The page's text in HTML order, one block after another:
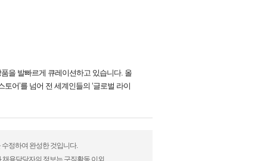
을 발빠르게 큐레이션하고 있습니다. 올
어’를 넘어 전 세계인들의 ‘글로벌 라이
정하여 완성한 것입니다.
용담당자의 정보는 구직활동 이외